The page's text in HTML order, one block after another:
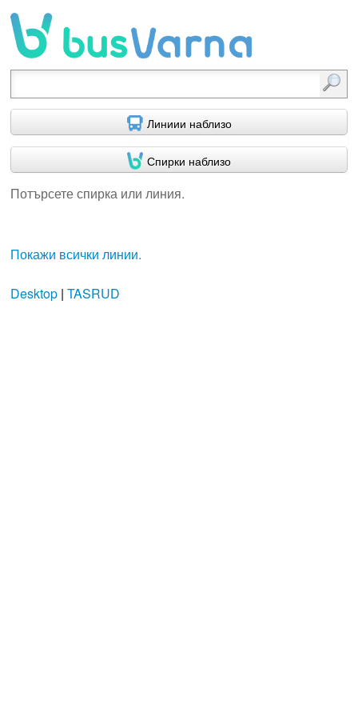
Линиии наблизо
Спирки наблизо
Потърсете спирка или линия.
Покажи всички линии.
Desktop| TASRUD